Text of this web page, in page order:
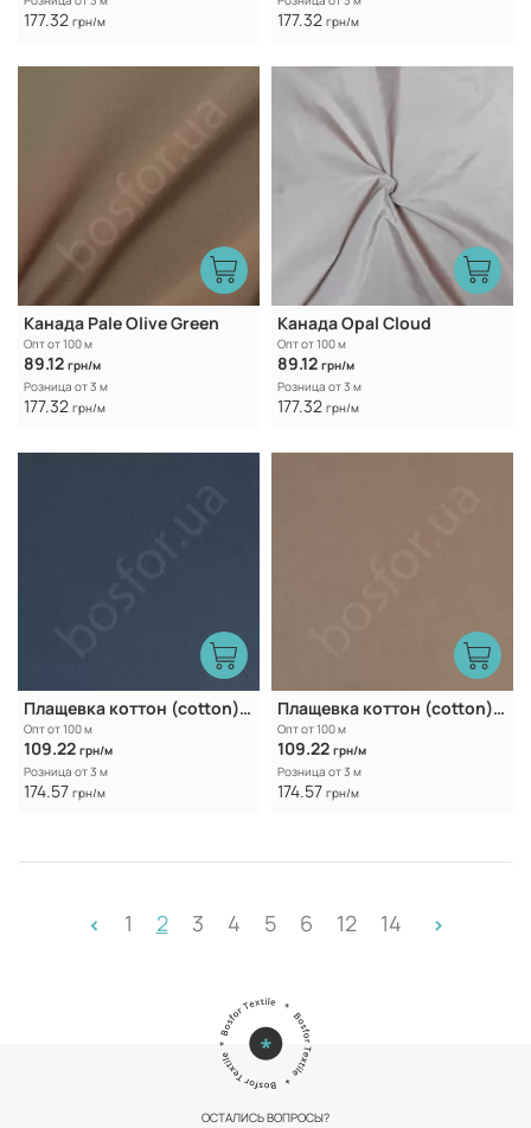
177.32 грн/м 177.32 грн/м
Канада Pale Olive Green
Опт от 100 м
89.12 грн/м
Розница от 3 м
177.32 грн/м
Канада Opal Cloud
Опт от 100 м
89.12 грн/м
Розница от 3 м
177.32 грн/м
Плащевка коттон (cotton) SK-2684 Grey
Опт от 100 м
109.22 грн/м
Розница от 3 м
174.57 грн/м
Плащевка коттон (cotton) SK-2684 Camel
Опт от 100 м
109.22 грн/м
Розница от 3 м
174.57 грн/м
< 1 2 3 4 5 6 12 14 >
ОСТАЛИСЬ ВОПРОСЫ?